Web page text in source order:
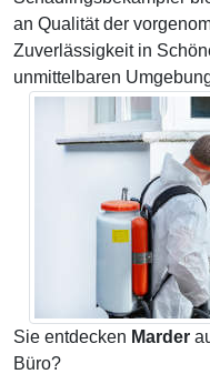
an Qualität der
Zuverlässigkeit in
unmittelbaren
Sie entdecken Marder
Büro?